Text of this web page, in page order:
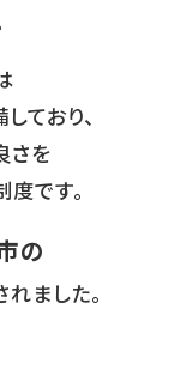
ており、
さを
です。
の
ました。